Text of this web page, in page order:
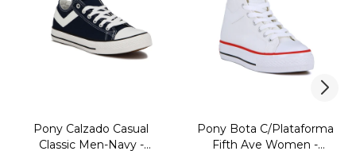
Pony Calzado Casual
Classic Men-Navy -
Pony Bota C/Plataforma
Fifth Ave Women -